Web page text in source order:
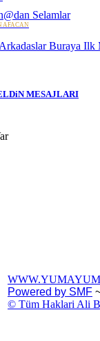
Selamlar
AFACAN
Buraya
MESAJLARI
Powered by SMF
© Tüm Haklari Ali